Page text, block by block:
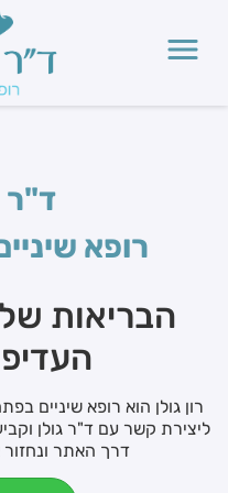
ד"ר
רופא
הבריאות
רון גולן הוא רופא שיניים בפתח
ליצירת קשר עם ד"ר גולן
דרך האתר